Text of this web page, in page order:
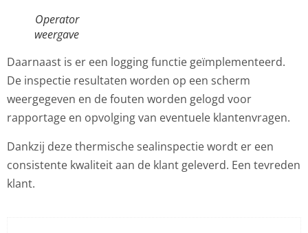
Operator
weergave
Daarnaast is er een logging functie geïmplementeerd.
De inspectie resultaten worden op een scherm
weergegeven en de fouten worden gelogd voor
rapportage en opvolging van eventuele klantenvragen.
Dankzij deze thermische sealinspectie wordt er een
consistente kwaliteit aan de klant geleverd. Een tevreden
klant.